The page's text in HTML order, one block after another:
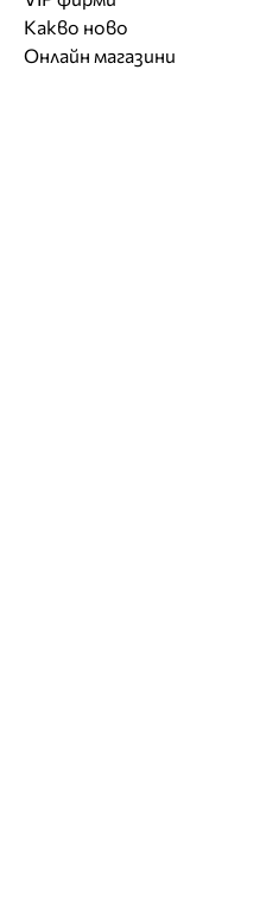
Модни дизайнери
Бутици
Обувки
Други аксесоари
Солариуми
Фитнес и здраве
Работа на ишлеме
CAD/CAM услуги
Модни списания
Сватбени агенции
Магазини за обувки
Магазини за aксесоари
Какво ново
Онлайн магазини